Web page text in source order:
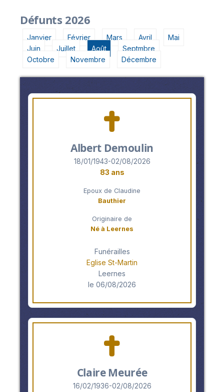
Défunts 2026
Janvier Février Mars Avril
Mai
Juin
Juillet Août
Septmbre
Octobre
Novembre Décembre
Albert Demoulin
18/01/1943-02/08/2026
83 ans
Epoux de Claudine
Bauthier
Originaire de
Né à Leernes
Funérailles
Eglise St-Martin
Leernes
le 06/08/2026
Claire Meurée
16/02/1936-02/08/2026